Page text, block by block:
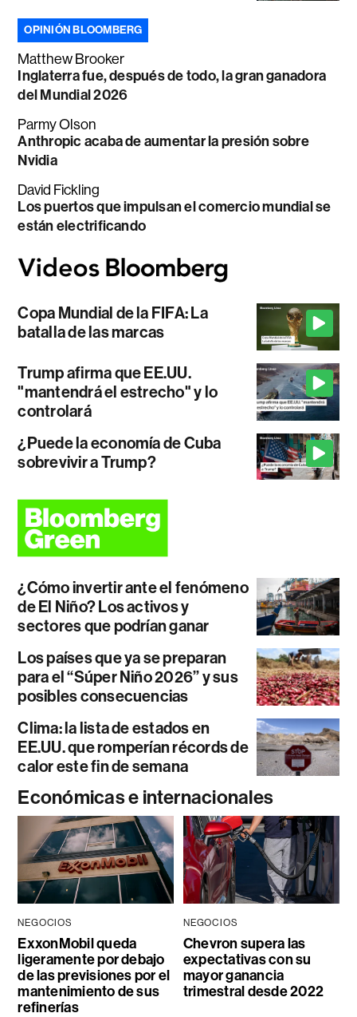
OPINIÓN BLOOMBERG
Matthew Brooker
Inglaterra fue, después de todo, la gran ganadora
del Mundial 2026
Parmy Olson
Anthropic acaba de aumentar la presión sobre
Nvidia
David Fickling
Los puertos que impulsan el comercio mundial se
están electrificando
Copa Mundial de la FIFA: La
batalla de las marcas
Trump afirma que EE.UU.
"mantendrá el estrecho" y lo
controlará
¿Puede la economía de Cuba
sobrevivir a Trump?
¿Cómo invertir ante el fenómeno
de El Niño? Los activos y
sectores que podrían ganar
Los países que ya se preparan
para el “Súper Niño 2026” y sus
posibles consecuencias
Clima: la lista de estados en
EE.UU. que romperían récords de
calor este fin de semana
Económicas e internacionales
NEGOCIOS
ExxonMobil queda
ligeramente por debajo
de las previsiones por el
mantenimiento de sus
refinerías
NEGOCIOS
Chevron supera las
expectativas con su
mayor ganancia
trimestral desde 2022